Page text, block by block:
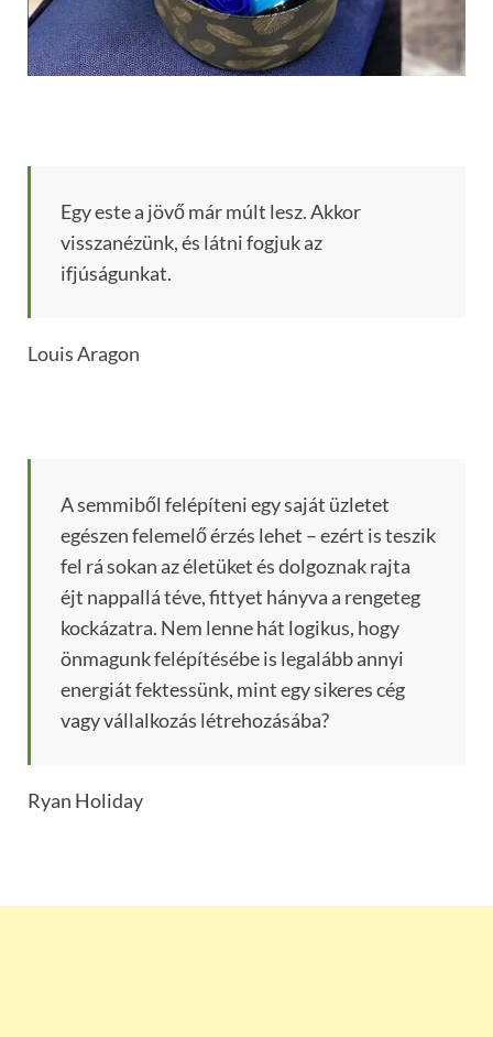
Egy este a jövő már múlt lesz. Akkor
visszanézünk, és látni fogjuk az
ifjúságunkat.
Louis Aragon
A semmiből felépíteni egy saját üzletet
egészen felemelő érzés lehet – ezért is teszik
fel rá sokan az életüket és dolgoznak rajta
éjt nappallá téve, fittyet hányva a rengeteg
kockázatra. Nem lenne hát logikus, hogy
önmagunk felépítésébe is legalább annyi
energiát fektessünk, mint egy sikeres cég
vagy vállalkozás létrehozásába?
Ryan Holiday